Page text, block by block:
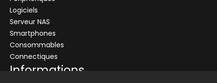
Logiciels
Serveur NAS
Smartphones
Consommables
Connectiques
Informations